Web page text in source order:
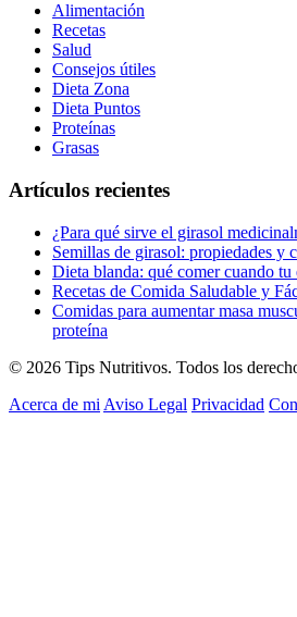
Alimentación
Recetas
Salud
Consejos útiles
Dieta Zona
Dieta Puntos
Proteínas
Grasas
Artículos recientes
¿Para qué sirve el girasol
Semillas de girasol: propiedades y
Dieta blanda: qué comer cuando tu
Recetas de Comida Saludable y
Comidas para aumentar masa
proteína
© 2026 Tips Nutritivos. Todos los
Acerca de mi Aviso Legal Privacidad